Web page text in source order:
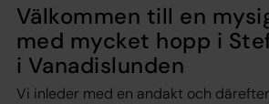
Välkommen till en
med mycket hopp i
i Vanadislunden
Vi inleder med en andakt och